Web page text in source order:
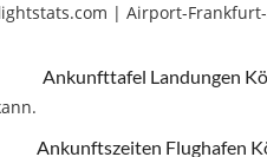
| Airport-
Ankunfttafel Landungen
Ankunftszeiten Flughafen